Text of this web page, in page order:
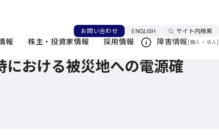
お問い合わせ ENGLISH言語を切り替える
サイト内検索
報 株主・投資家情報 採用情報 障害情報[個人 ・ 法人]
おける被災地への電源確